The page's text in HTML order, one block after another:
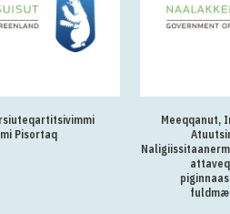
Pisortaq
Meeqqanut,